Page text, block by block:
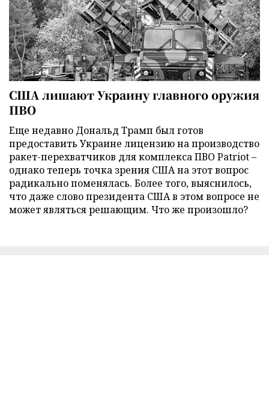
США лишают Украину главного оружия
ПВО
Еще недавно Дональд Трамп был готов
предоставить Украине лицензию на производство
ракет-перехватчиков для комплекса ПВО Patriot –
однако теперь точка зрения США на этот вопрос
радикально поменялась. Более того, выяснилось,
что даже слово президента США в этом вопросе не
может являться решающим. Что же произошло?